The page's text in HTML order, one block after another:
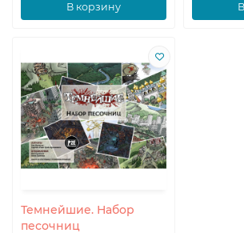
В корзину
Темнейшие. Набор
песочниц